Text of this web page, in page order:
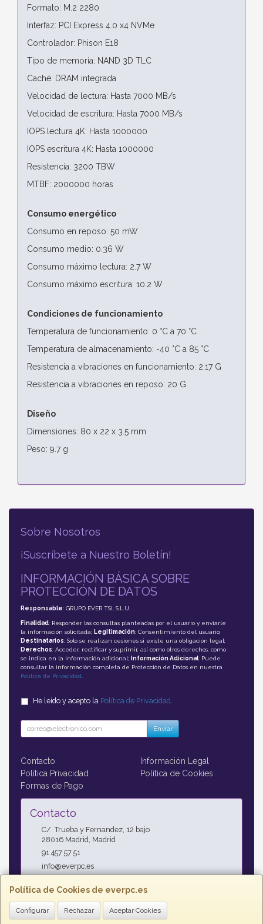
Formato: M.2 2280
Interfaz: PCI Express 4.0 x4 NVMe
Controlador: Phison E18
Tipo de memoria: NAND 3D TLC
Caché: DRAM integrada
Velocidad de lectura: Hasta 7000 MB/s
Velocidad de escritura: Hasta 7000 MB/s
IOPS lectura 4K: Hasta 1000000
IOPS escritura 4K: Hasta 1000000
Resistencia: 3200 TBW
MTBF: 2000000 horas
Consumo energético
Consumo en reposo: 50 mW
Consumo medio: 0.36 W
Consumo máximo lectura: 2.7 W
Consumo máximo escritura: 10.2 W
Condiciones de funcionamiento
Temperatura de funcionamiento: 0 °C a 70 °C
Temperatura de almacenamiento: -40 °C a 85 °C
Resistencia a vibraciones en funcionamiento: 2.17 G
Resistencia a vibraciones en reposo: 20 G
Diseño
Dimensiones: 80 x 22 x 3.5 mm
Peso: 9.7 g
Política de Cookies de everpc.es
Configurar Rechazar Aceptar Cookies
Sobre Nosotros
¡Suscríbete a Nuestro Boletín!
INFORMACIÓN BÁSICA SOBRE
PROTECCIÓN DE DATOS
Responsable: GRUPO EVER TSI, S.L.U.
Finalidad: Responder las consultas planteadas por el usuario y enviarle
la información solicitada; Legitimación: Consentimiento del usuario;
Destinatarios: Solo se realizan cesiones si existe una obligación legal;
Derechos: Acceder, rectificar y suprimir, así como otros derechos, como
se indica en la información adicional;
Información Adicional: Puede
consultar la información completa de Protección de Datos en nuestra
Política de Privacidad
He leído y acepto la Política de Privacidad
Enviar
Contacto
Información Legal
Política Privacidad
Política de Cookies
Formas de Pago
Contacto
C/. Trueba y Fernandez, 12 bajo
28016 Madrid Madrid
91 457 57 51
info@everpc.es
Horario
Horario continuo : Lunes a Jueves 09:00h - 19:00h, Viernes